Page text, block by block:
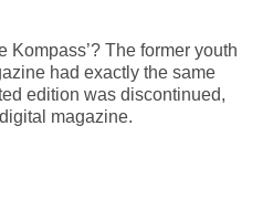
Kompass’? The former youth
had exactly the same
edition was discontinued,
magazine.